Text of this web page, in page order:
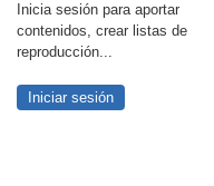
Inicia sesión para aportar
contenidos, crear listas de
reproducción...
Iniciar sesión